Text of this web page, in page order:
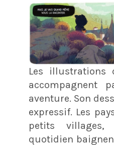
Les illustrations
accompagnent
aventure. Son
expressif. Les
petits
quotidien